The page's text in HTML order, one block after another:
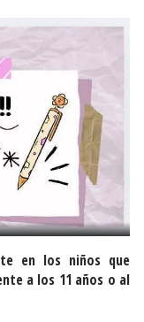
en los niños que
a los 11 años o al